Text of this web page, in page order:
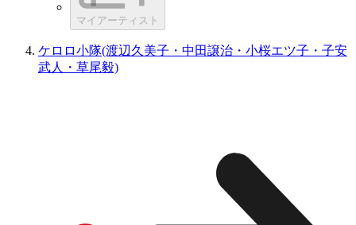
マイアーティスト
ケロロ小隊(渡辺久美子・中田譲治・小桜エツ子・子安
武人・草尾毅)